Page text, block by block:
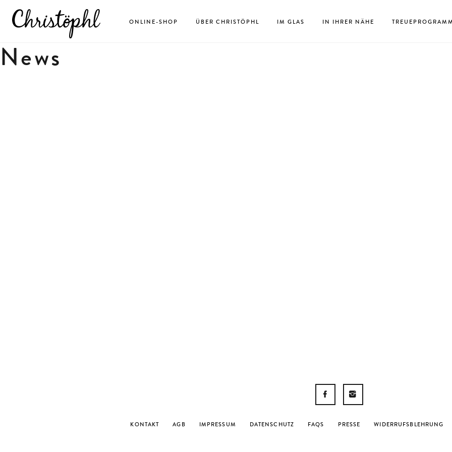
ONLINE-SHOP ÜBER CHRISTÖPHL IM GLAS IN IHRER NÄHE TREUEPROGRAMM
News
F I
KONTAKT AGB IMPRESSUM DATENSCHUTZ FAQS PRESSE WIDERRUFSBLEHRUNG